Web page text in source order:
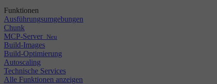
Funktionen
Ausführungsumgebungen
Chunk
MCP-Server Neu
Build-Images
Build-Optimierung
Autoscaling
Technische Services
Alle Funktionen anzeigen